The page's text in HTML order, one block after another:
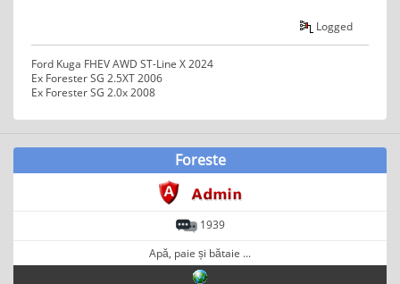
Logged
Ford Kuga FHEV AWD ST-Line X 2024
Ex Forester SG 2.5XT 2006
Ex Forester SG 2.0x 2008
Foreste
1939
Apă, paie și bătaie ...